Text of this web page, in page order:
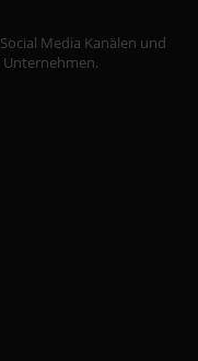
Media Kanälen und